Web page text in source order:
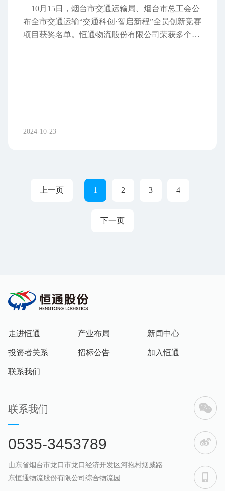
10月15日，烟台市交通运输局、烟台市总工会公
布全市交通运输“交通科创·智启新程”全员创新竞赛
项目获奖名单。恒通物流股份有限公司荣获多个奖
输送系统设备检维修，提高设备利用率，具有很好
的实用价值和推广应用前景。 “港储自动化作
业系统”是裕龙港务借助大数据和物联网等先进技术
开发的一套智能化系统，实现了液化品从港口装卸
管理。 此次在烟台市“交通科创·智启新程”全员创
新竞赛中斩获佳绩，是对恒通股份多年来科技创新
新质生产力，加快高水平科技成果的转化运用，实
现数字化、网络化、智能化、绿色化交通融合创新
多智慧与力量。
2024-10-23
上一页 1 2 3 4
下一页
走进恒通 产业布局 新闻中心
投资者关系 招标公告 加入恒通
联系我们
联系我们
0535-3453789
山东省烟台市龙口市龙口经济开发区河抱村烟威路
东恒通物流股份有限公司综合物流园